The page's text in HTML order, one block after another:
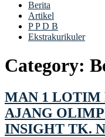
Berita
Artikel
P P D B
Ekstrakurikuler
Category:
MAN 1 LOTIM
AJANG
INSIGHT TK.